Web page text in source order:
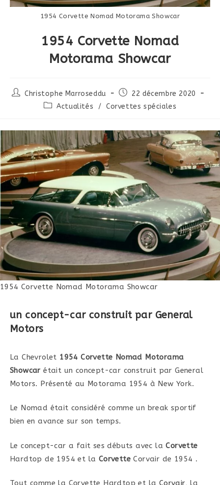
1954 Corvette Nomad Motorama Showcar
1954 Corvette Nomad
Motorama Showcar
Auteur/autrice
Christophe Marroseddu
Publication
publiée :
22 décembre 2020
PostActualités / Corvettes spéciales
1954 Corvette Nomad Motorama Showcar
un concept-car construit par General
Motors
La Chevrolet 1954 Corvette Nomad Motorama
Showcar était un concept-car construit par General
Motors. Présenté au Motorama 1954 à New York.
Le Nomad était considéré comme un break sportif
bien en avance sur son temps.
Le concept-car a fait ses débuts avec laCorvette
Hardtop de 1954 et la CorvetteCorvair de 1954 .
Tout comme la Corvette Hardtop et la Corvair, la